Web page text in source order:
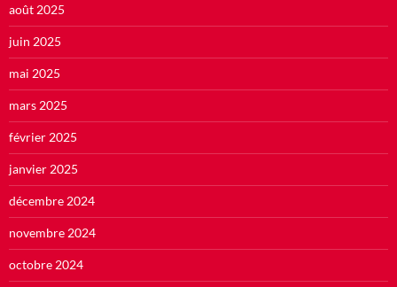
août 2025
juin 2025
mai 2025
mars 2025
février 2025
janvier 2025
décembre 2024
novembre 2024
octobre 2024